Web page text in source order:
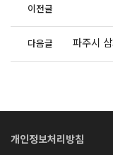
이전글
다음글 파주시
개인정보처리방침